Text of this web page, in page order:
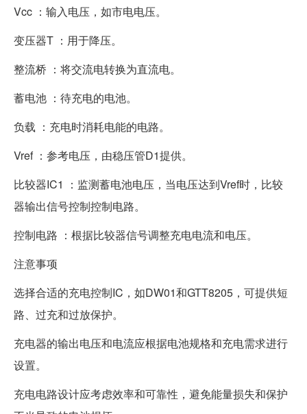
Vcc ：输入电压，如市电电压。
变压器T ：用于降压。
整流桥 ：将交流电转换为直流电。
蓄电池 ：待充电的电池。
负载 ：充电时消耗电能的电路。
Vref ：参考电压，由稳压管D1提供。
比较器IC1 ：监测蓄电池电压，当电压达到Vref时，比较
器输出信号控制控制电路。
控制电路 ：根据比较器信号调整充电电流和电压。
注意事项
选择合适的充电控制IC，如DW01和GTT8205，可提供短
路、过充和过放保护。
充电器的输出电压和电流应根据电池规格和充电需求进行
设置。
充电电路设计应考虑效率和可靠性，避免能量损失和保护